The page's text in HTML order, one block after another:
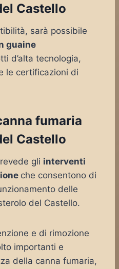
Castello
sarà possibile
guaine
d’alta tecnologia,
le certificazioni di
fumaria
Castello
gli interventi
che consentono di
delle
del Castello.
e di rimozione
importanti e
della canna fumaria,